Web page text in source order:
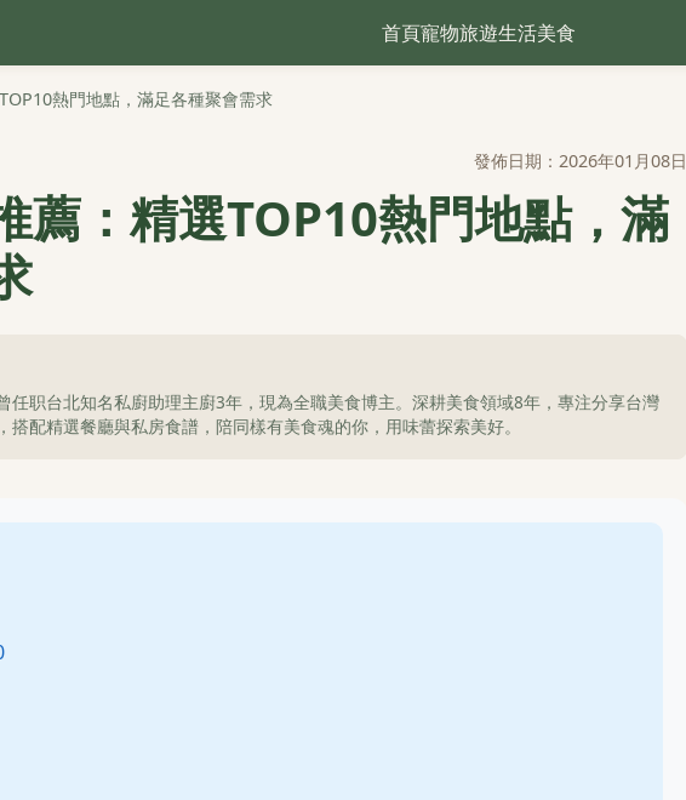
首頁寵物旅遊生活美食
熱門地點，滿足各種聚會需求
發佈日期：2026年01月08日
薦：精選TOP10熱門地點，滿
任职台北知名私廚助理主廚3年，現為全職美食博主。深耕美食領域8年，專注分享台灣
配精選餐廳與私房食譜，陪同樣有美食魂的你，用味蕾探索美好。